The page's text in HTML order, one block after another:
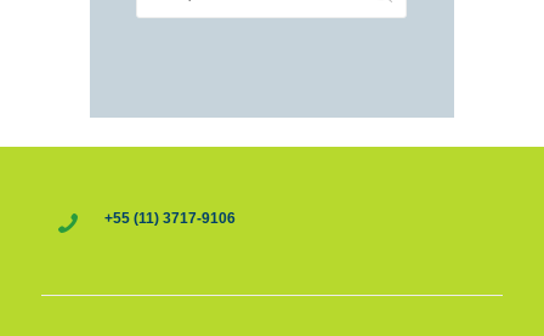
+55 (11) 3717-9106